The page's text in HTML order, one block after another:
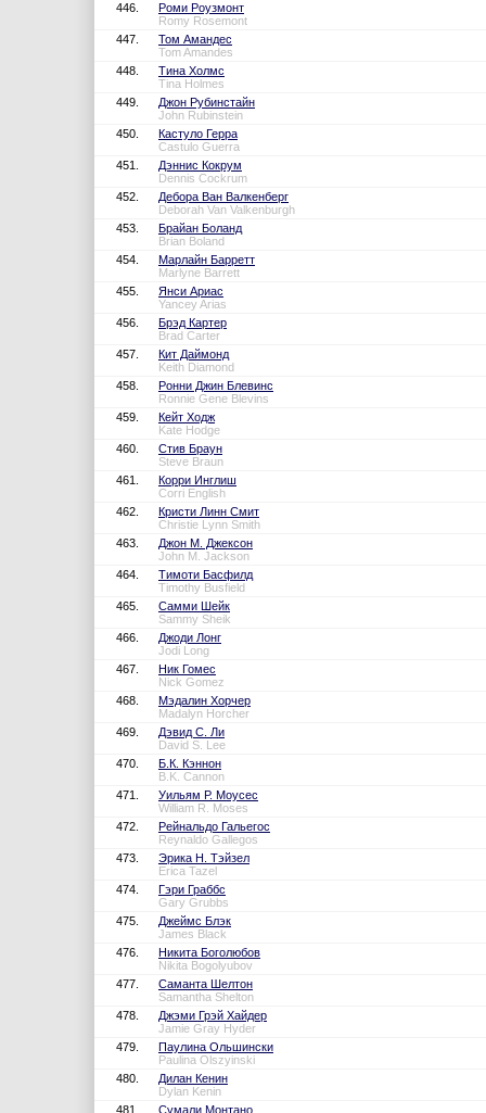
446.
Роми Роузмонт
Romy Rosemont
447.
Том Амандес
Tom Amandes
448.
Тина Холмс
Tina Holmes
449.
Джон Рубинстайн
John Rubinstein
450.
Кастуло Герра
Castulo Guerra
451.
Дэннис Кокрум
Dennis Cockrum
452.
Дебора Ван Валкенберг
Deborah Van Valkenburgh
453.
Брайан Боланд
Brian Boland
454.
Марлайн Барретт
Marlyne Barrett
455.
Янси Ариас
Yancey Arias
456.
Брэд Картер
Brad Carter
457.
Кит Даймонд
Keith Diamond
458.
Ронни Джин Блевинс
Ronnie Gene Blevins
459.
Кейт Ходж
Kate Hodge
460.
Стив Браун
Steve Braun
461.
Корри Инглиш
Corri English
462.
Кристи Линн Смит
Christie Lynn Smith
463.
Джон М. Джексон
John M. Jackson
464.
Тимоти Басфилд
Timothy Busfield
465.
Самми Шейк
Sammy Sheik
466.
Джоди Лонг
Jodi Long
467.
Ник Гомес
Nick Gomez
468.
Мэдалин Хорчер
Madalyn Horcher
469.
Дэвид С. Ли
David S. Lee
470.
Б.К. Кэннон
B.K. Cannon
471.
Уильям Р. Моусес
William R. Moses
472.
Рейнальдо Гальегос
Reynaldo Gallegos
473.
Эрика Н. Тэйзел
Erica Tazel
474.
Гэри Граббс
Gary Grubbs
475.
Джеймс Блэк
James Black
476.
Никита Боголюбов
Nikita Bogolyubov
477.
Саманта Шелтон
Samantha Shelton
478.
Джэми Грэй Хайдер
Jamie Gray Hyder
479.
Паулина Ольшински
Paulina Olszyinski
480.
Дилан Кенин
Dylan Kenin
481.
Сумали Монтано